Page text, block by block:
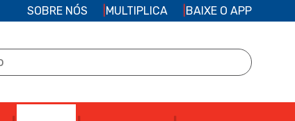
SOBRE NÓS MULTIPLICA BAIXE O APP